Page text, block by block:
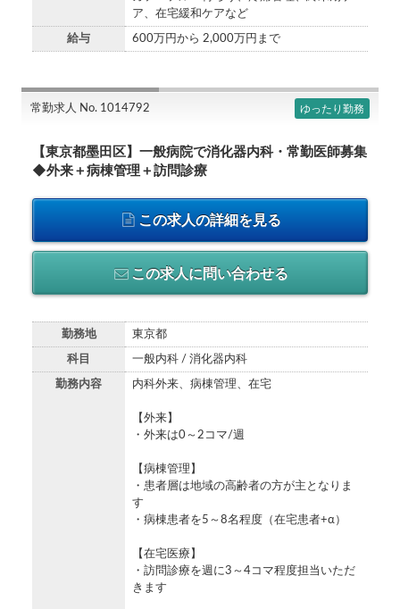
ア、在宅緩和ケアなど
給与 600万円から 2,000万円まで
常勤求人 No. 1014792 ゆったり勤務
【東京都墨田区】一般病院で消化器内科・常勤医師募集
◆外来＋病棟管理＋訪問診療
この求人の詳細を見る
この求人に問い合わせる
勤務地 東京都
科目 一般内科 / 消化器内科
勤務内容 内科外来、病棟管理、在宅
【外来】
・外来は0～2コマ/週
【病棟管理】
・患者層は地域の高齢者の方が主となりま
す
・病棟患者を5～8名程度（在宅患者+α）
【在宅医療】
・訪問診療を週に3～4コマ程度担当いただ
きます